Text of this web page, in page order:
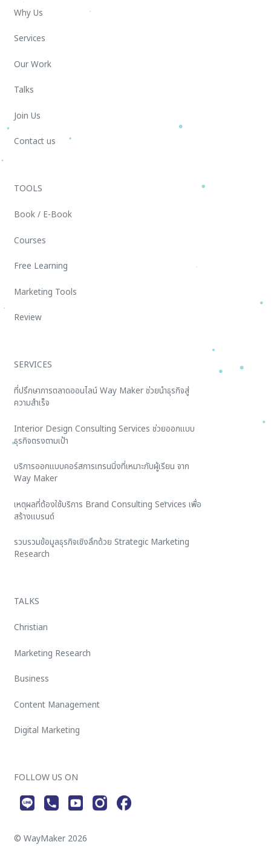
Why Us
Services
Our Work
Talks
Join Us
Contact us
TOOLS
Book / E-Book
Courses
Free Learning
Marketing Tools
Review
SERVICES
ที่ปรึกษาการตลาดออนไลน์ Way Maker ช่วยนำธุรกิจสู่
ความสำเร็จ
Interior Design Consulting Services ช่วยออกแบบ
ธุรกิจตรงตามเป้า
บริการออกแบบคอร์สการเทรนนิ่งที่เหมาะกับผู้เรียน จาก
Way Maker
เหตุผลที่ต้องใช้บริการ Brand Consulting Services เพื่อ
สร้างแบรนด์
รวบรวมข้อมูลธุรกิจเชิงลึกด้วย Strategic Marketing
Research
TALKS
Christian
Marketing Research
Business
Content Management
Digital Marketing
FOLLOW US ON
© WayMaker 2026